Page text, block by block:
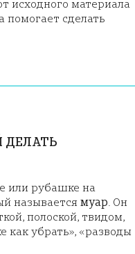
исходного материала
помогает сделать
ДЕЛАТЬ
или рубашке на
называетсямуар. Он
полоской, твидом,
убрать», «разводы